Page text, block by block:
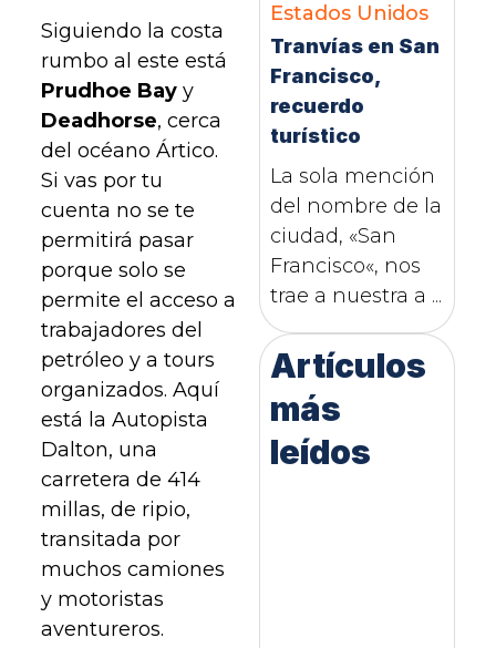
Siguiendo la costa
rumbo al este está
Prudhoe Bayy
Deadhorse, cerca
del océano Ártico.
Si vas por tu
cuenta no se te
permitirá pasar
porque solo se
permite el acceso a
trabajadores del
petróleo y a tours
organizados. Aquí
está la Autopista
Dalton, una
carretera de 414
millas, de ripio,
transitada por
muchos camiones
y motoristas
aventureros.
Estados Unidos
Tranvías en San
Francisco,
recuerdo
turístico
La sola mención
del nombre de la
ciudad, «San
Francisco«, nos
trae a nuestra a ...
Artículos
más
leídos